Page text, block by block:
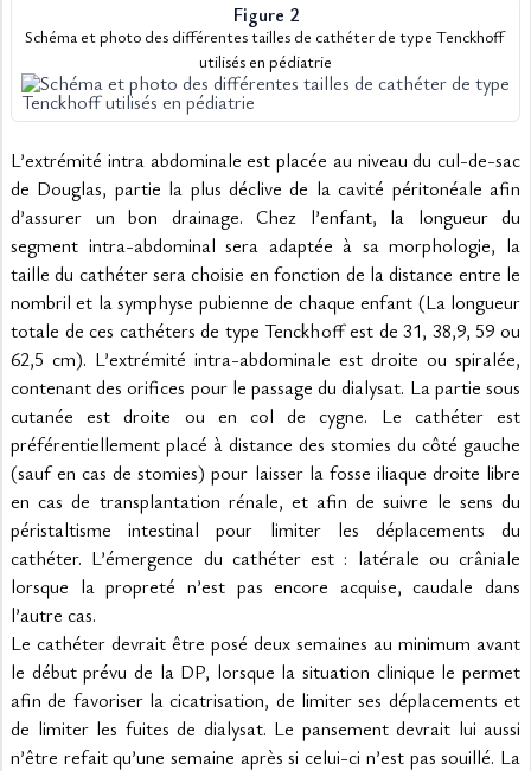
Figure 2
Schéma et photo des différentes tailles de cathéter de type Tenckhoff
utilisés en pédiatrie
L’extrémité intra abdominale est placée au niveau du cul-de-sac
de Douglas, partie la plus déclive de la cavité péritonéale afin
d’assurer un bon drainage. Chez l’enfant, la longueur du
segment intra-abdominal sera adaptée à sa morphologie, la
taille du cathéter sera choisie en fonction de la distance entre le
nombril et la symphyse pubienne de chaque enfant (La longueur
totale de ces cathéters de type Tenckhoff est de 31, 38,9, 59 ou
62,5 cm). L’extrémité intra-abdominale est droite ou spiralée,
contenant des orifices pour le passage du dialysat. La partie sous
cutanée est droite ou en col de cygne. Le cathéter est
préférentiellement placé à distance des stomies du côté gauche
(sauf en cas de stomies) pour laisser la fosse iliaque droite libre
en cas de transplantation rénale, et afin de suivre le sens du
péristaltisme intestinal pour limiter les déplacements du
cathéter. L’émergence du cathéter est : latérale ou crâniale
lorsque la propreté n’est pas encore acquise, caudale dans
l’autre cas.
Le cathéter devrait être posé deux semaines au minimum avant
le début prévu de la DP, lorsque la situation clinique le permet
afin de favoriser la cicatrisation, de limiter ses déplacements et
de limiter les fuites de dialysat. Le pansement devrait lui aussi
n’être refait qu’une semaine après si celui-ci n’est pas souillé. La